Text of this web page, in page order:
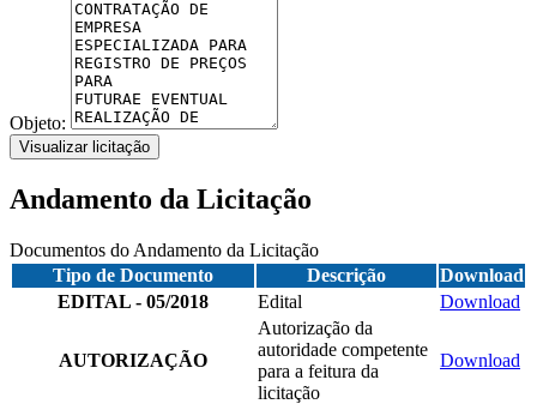
Objeto:
Visualizar licitação
Andamento da Licitação
Documentos do Andamento da Licitação
Tipo de Documento
Descrição
Download
EDITAL - 05/2018
Edital Download
AUTORIZAÇÃO
Autorização da
autoridade competente
para a feitura da
licitação
Download